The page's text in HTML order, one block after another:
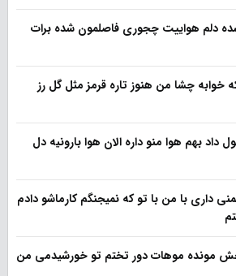
دلم هواییت چجوری فاصلمون شده برات
خوابه چشا من هنوز تاره قرمز مثل گل رز
داد بهم هوا منو داره الان هوا بارونیه دل
داری با من با تو که نمیجنگم کارماشو دادم
مونده موهات دور تختم تو خورشیدمی من